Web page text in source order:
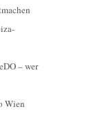
– wer
Wien